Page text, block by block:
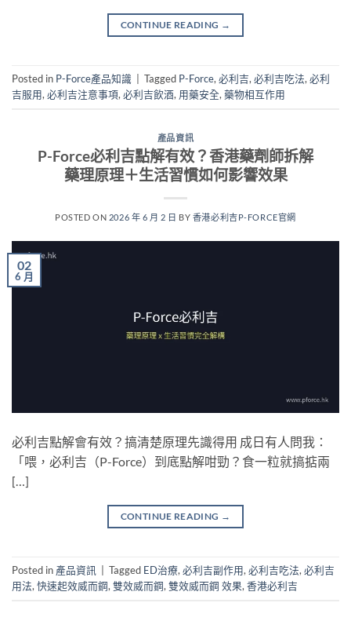
CONTINUE READING →
Posted in P-Force產品知識 Tagged P-Force,必利吉,必利吉吃法,必利
吉服用,必利吉注意事項,必利吉飲酒, 用藥安全,藥物相互作用
產品資訊
P-Force必利吉點解有效？香港藥劑師拆解
藥理原理＋生活習慣如何影響效果
POSTED ON 2026 年 6 月 2 日 BY 香港必利吉P-FORCE官網
02
6 月
必利吉點解會有效？搞清楚原理先識得用 成日有人問我：
「喂，必利吉（P-Force）到底點解咁勁？食一粒就搞掂兩
[…]
CONTINUE READING →
Posted in 產品資訊 Tagged ED治療,必利吉副作用,必利吉吃法,必利吉
用法,快速起效威而鋼,雙效威而鋼,雙效威而鋼 效果,香港必利吉